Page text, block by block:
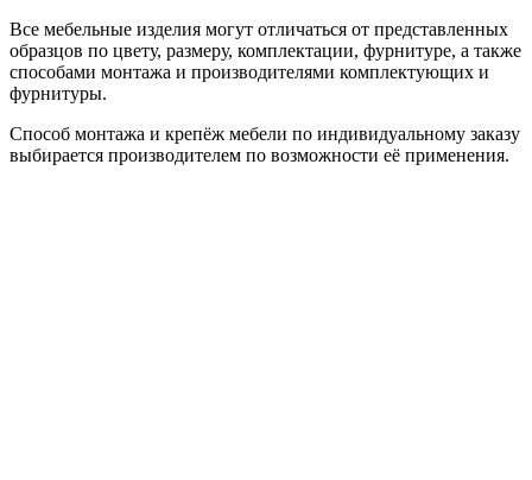
Все мебельные изделия могут отличаться от представленных
образцов по цвету, размеру, комплектации, фурнитуре, а также
способами монтажа и производителями комплектующих и
фурнитуры.
Способ монтажа и крепёж мебели по индивидуальному заказу
выбирается производителем по возможности её применения.